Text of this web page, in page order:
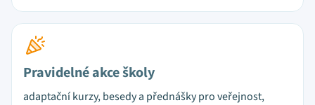
Pravidelné akce školy
adaptační kurzy, besedy a přednášky pro veřejnost,